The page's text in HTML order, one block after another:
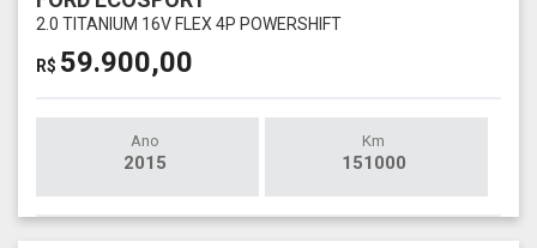
2.0 TITANIUM 16V FLEX 4P POWERSHIFT
R$ 59.900,00
Ano
2015
Km
151000